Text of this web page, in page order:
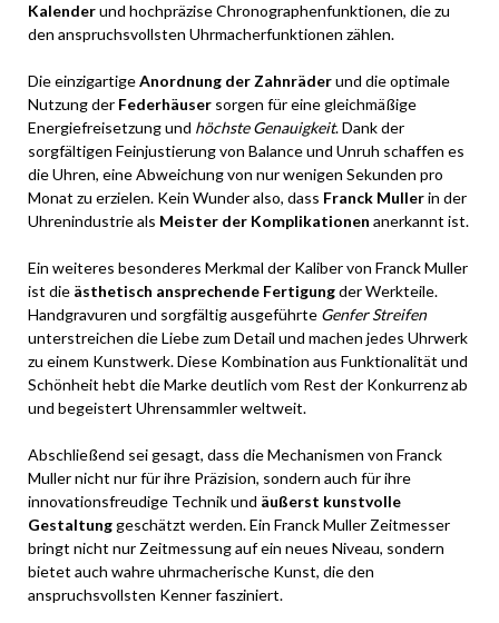
Kalenderund hochpräzise Chronographenfunktionen, die zu
den anspruchsvollsten Uhrmacherfunktionen zählen.
Die einzigartigeAnordnung der Zahnräderund die optimale
Nutzung der Federhäuser sorgen für eine gleichmäßige
Energiefreisetzung und höchste Genauigkeit. Dank der
sorgfältigen Feinjustierung von Balance und Unruh schaffen es
die Uhren, eine Abweichung von nur wenigen Sekunden pro
Monat zu erzielen. Kein Wunder also, dass Franck Mullerin der
Uhrenindustrie als Meister der Komplikationen anerkannt ist.
Ein weiteres besonderes Merkmal der Kaliber von Franck Muller
ist die ästhetisch ansprechende Fertigungder Werkteile.
Handgravuren und sorgfältig ausgeführte Genfer Streifen
unterstreichen die Liebe zum Detail und machen jedes Uhrwerk
zu einem Kunstwerk. Diese Kombination aus Funktionalität und
Schönheit hebt die Marke deutlich vom Rest der Konkurrenz ab
und begeistert Uhrensammler weltweit.
Abschließend sei gesagt, dass die Mechanismen von Franck
Muller nicht nur für ihre Präzision, sondern auch für ihre
innovationsfreudige Technik und äußerst kunstvolle
Gestaltunggeschätzt werden. Ein Franck Muller Zeitmesser
bringt nicht nur Zeitmessung auf ein neues Niveau, sondern
bietet auch wahre uhrmacherische Kunst, die den
anspruchsvollsten Kenner fasziniert.